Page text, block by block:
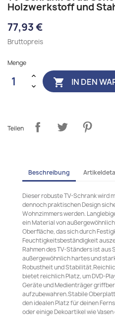
Holzwerkstoff und
77,93 €
Bruttopreis
Menge
 IN DEN
Teilen
Beschreibung
Dieser robuste TV-Schrank wird
dennoch praktischen Design
Wohnzimmers werden.
ein Material von
Oberfläche, das sich durch
Feuchtigkeitsbeständigkeit
Rahmen des TV-Ständers ist
außergewöhnlich hartes und
Robustheit und
bietet reichlich Platz, um DVD-
Geräte und Medienträger
aufzubewahren.Stabile
den idealen Platz für deinen
oder einige Dekoartikel wie